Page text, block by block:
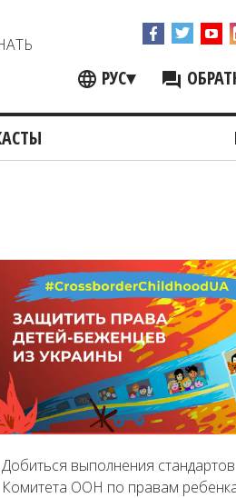
РУС▾
Добиться выполнения стандартов
Комитета ООН по правам